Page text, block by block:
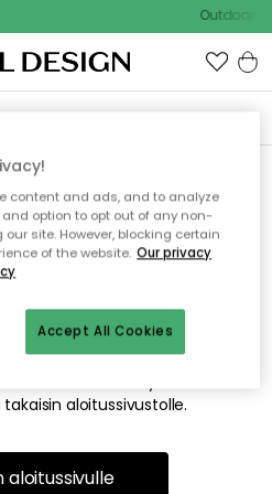
Outdoor
löydä
sivua
ei enää ole tai siitä, että se
tästä mahdollisesti
aloitussivustolle.
aloitussivulle
content and ads, and to analyze
option to opt out of any non-
site. However, blocking certain
of the website. Our privacy
Accept All Cookies